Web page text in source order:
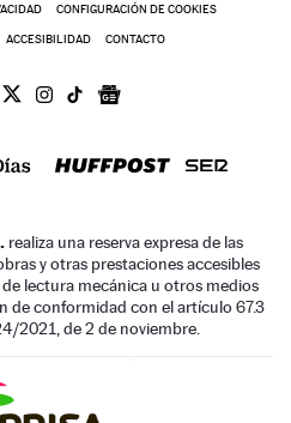
CONFIGURACIÓN DE COOKIES
ACCESIBILIDAD CONTACTO
realiza una reserva expresa de las
y otras prestaciones accesibles
lectura mecánica u otros medios
de conformidad con el artículo 67.3
2021, de 2 de noviembre.